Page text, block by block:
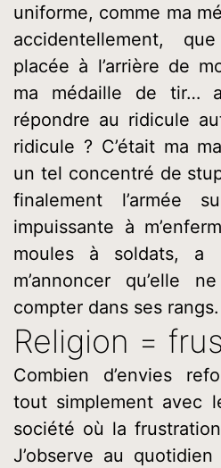
uniforme, comme ma
accidentellement,
placée à l’arrière de
ma médaille de tir…
répondre au ridicule
ridicule ? C’était ma
un tel concentré de
finalement l’armée
impuissante à
moules à soldats,
m’annoncer qu’elle
compter dans ses rangs.
Religion =
Combien d’envies
tout simplement avec
société où la
J’observe au